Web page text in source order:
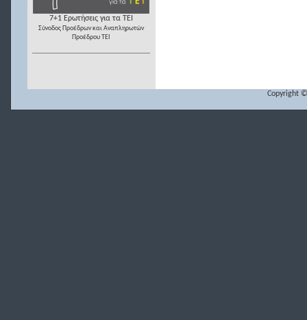
7+1 Ερωτήσεις για τα ΤΕΙ
Σύνοδος Προέδρων και Αναπληρωτών
Προέδρου ΤΕΙ
Copyright